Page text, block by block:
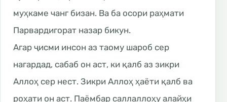
муҳкаме чанг бизан. Ва ба осори раҳмати
Парвардигорат назар бикун.
Агар ҷисми инсон аз таому шароб сер
нагардад, сабаб он аст, ки қалб аз зикри
Аллоҳ сер нест. Зикри Аллоҳ ҳаёти қалб ва
роҳати он аст. Паёмбар саллаллоҳу алайҳи